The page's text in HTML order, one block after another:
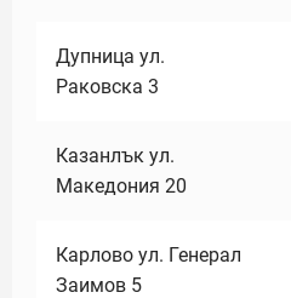
Дупница ул.
Раковска 3
Казанлък ул.
Македония 20
Карлово ул. Генерал
Заимов 5